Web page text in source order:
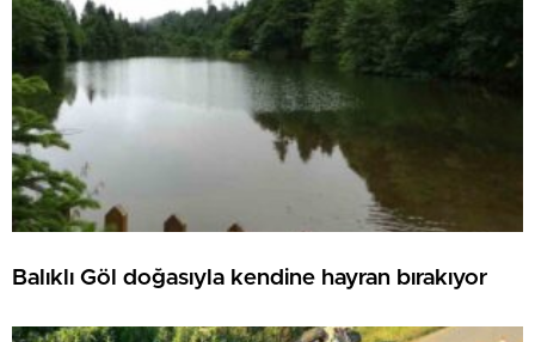
Balıklı Göl doğasıyla kendine hayran bırakıyor